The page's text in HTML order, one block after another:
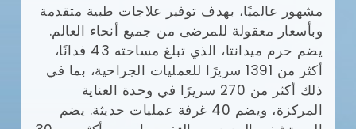
متقدمة
ميدانتا، الذي تبلغ مساحته 43 فدانًا،
بما في